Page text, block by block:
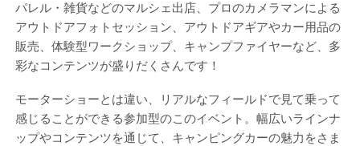
パレル・雑貨などのマルシェ出店、プロのカメラマンによる
アウトドアフォトセッション、アウトドアギアやカー用品の
販売、体験型ワークショップ、キャンプファイヤーなど、多
彩なコンテンツが盛りだくさんです！
モーターショーとは違い、リアルなフィールドで見て乗って
感じることができる参加型のこのイベント。幅広いラインナ
ップやコンテンツを通じて、キャンピングカーの魅力をさま